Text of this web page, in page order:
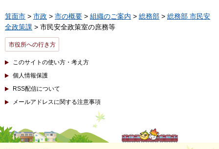
箕面市 > 市政 > 市の概要 > 組織のご案内 > 総務部 > 総務部 市民安
全政策課 > 市民安全政策室の庶務等
市役所への行き方
このサイトの使い方・考え方
個人情報保護
RSS配信について
メールアドレスに関する注意事項